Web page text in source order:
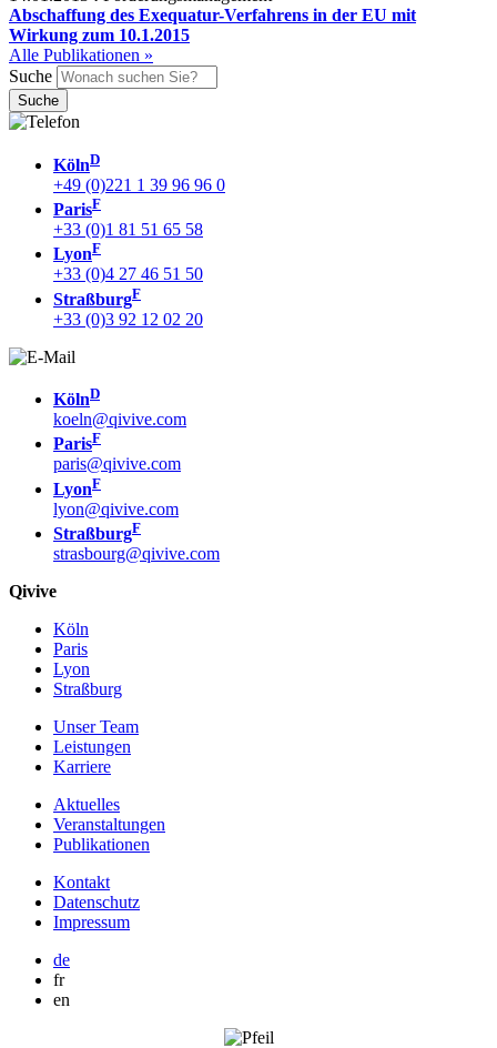
Abschaffung des Exequatur-Verfahrens in der EU mit
Wirkung zum 10.1.2015
Alle Publikationen »
Suche
KölnD
+49 (0)221 1 39 96 96 0
ParisF
+33 (0)1 81 51 65 58
LyonF
+33 (0)4 27 46 51 50
StraßburgF
+33 (0)3 92 12 02 20
KölnD
koeln@qivive.com
ParisF
paris@qivive.com
LyonF
lyon@qivive.com
StraßburgF
strasbourg@qivive.com
Qivive
Köln
Paris
Lyon
Straßburg
Unser Team
Leistungen
Karriere
Aktuelles
Veranstaltungen
Publikationen
Kontakt
Datenschutz
Impressum
de
fr
en